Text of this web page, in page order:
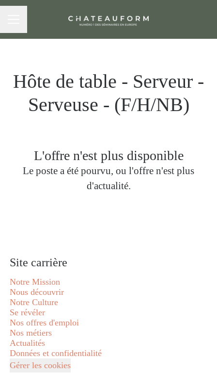
Hôte de table - Serveur -
Serveuse - (F/H/NB)
L'offre n'est plus disponible
Le poste a été pourvu, ou l'offre n'est plus
d'actualité.
Site carrière
Notre Mission
Nous découvrir
Notre Culture
Se révéler
Nos offres d'emploi
Nos métiers
Actualités
Données et confidentialité
Gérer les cookies